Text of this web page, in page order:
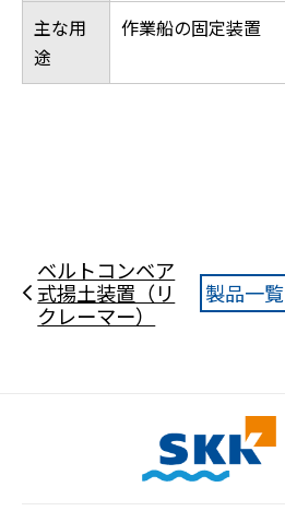
主な用
途
作業船の固定装置
ベルトコンベア
式揚土装置（リ
クレーマー）
製品一覧